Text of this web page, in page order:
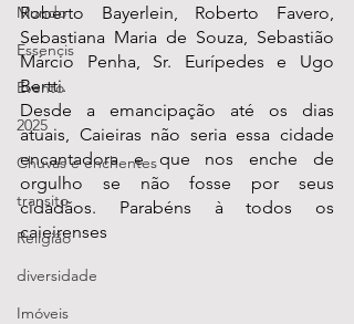
Mundo
Essencis
Evento
2025
Chuvas e enchentes
transito
Religião
diversidade
Imóveis
Roberto Bayerlein, Roberto Favero,
Sebastiana Maria de Souza, Sebastião
Márcio Penha, Sr. Eurípedes e Ugo
Bertti.
Desde a emancipação até os dias
atuais, Caieiras não seria essa cidade
encantadora e que nos enche de
orgulho se não fosse por seus
cidadãos. Parabéns à todos os
caieirenses